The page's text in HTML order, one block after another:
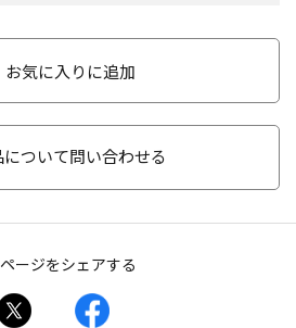
お気に入りに追加
について問い合わせる
ージをシェアする